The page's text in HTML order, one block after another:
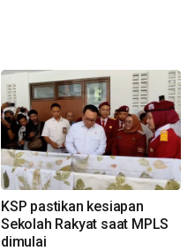
KSP pastikan kesiapan
Sekolah Rakyat saat MPLS
dimulai